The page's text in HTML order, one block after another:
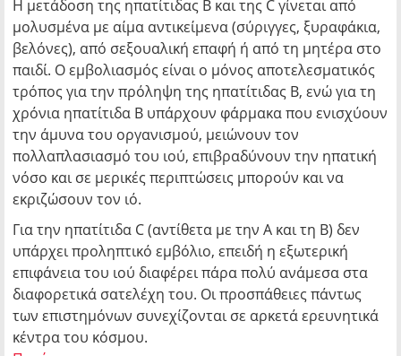
Η μετάδοση της ηπατίτιδας Β και της C γίνεται από
μολυσμένα με αίμα αντικείμενα (σύριγγες, ξυραφάκια,
βελόνες), από σεξουαλική επαφή ή από τη μητέρα στο
παιδί. Ο εμβολιασμός είναι ο μόνος αποτελεσματικός
τρόπος για την πρόληψη της ηπατίτιδας Β, ενώ για τη
χρόνια ηπατίτιδα Β υπάρχουν φάρμακα που ενισχύουν
την άμυνα του οργανισμού, μειώνουν τον
πολλαπλασιασμό του ιού, επιβραδύνουν την ηπατική
νόσο και σε μερικές περιπτώσεις μπορούν και να
εκριζώσουν τον ιό.
Για την ηπατίτιδα C (αντίθετα με την Α και τη Β) δεν
υπάρχει προληπτικό εμβόλιο, επειδή η εξωτερική
επιφάνεια του ιού διαφέρει πάρα πολύ ανάμεσα στα
διαφορετικά σατελέχη του. Οι προσπάθειες πάντως
των επιστημόνων συνεχίζονται σε αρκετά ερευνητικά
κέντρα του κόσμου.